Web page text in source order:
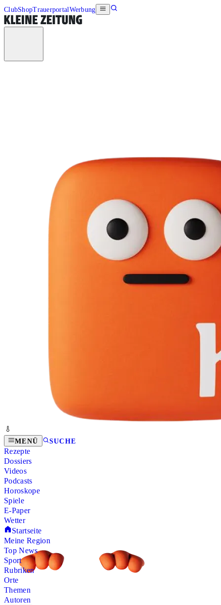
ClubShopTrauerportalWerbung
MENÜ SUCHE
Rezepte
Dossiers
Videos
Podcasts
Horoskope
Spiele
E-Paper
Wetter
Startseite
Meine Region
Top News
Sport
Rubriken
Orte
Themen
Autoren